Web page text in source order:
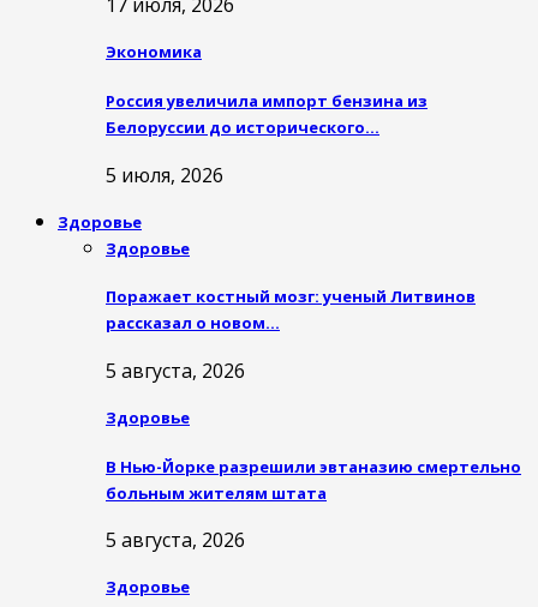
Экономика
Россия увеличила импорт бензина из
Белоруссии до исторического…
5 июля, 2026
Здоровье
Здоровье
Поражает костный мозг: ученый Литвинов
рассказал о новом…
5 августа, 2026
Здоровье
В Нью-Йорке разрешили эвтаназию смертельно
больным жителям штата
5 августа, 2026
Здоровье